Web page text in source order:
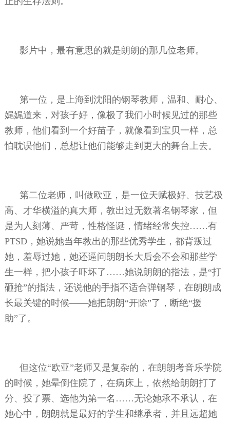
影片中，最有意思的就是朗朗的那几位老师。
第一位，是上海到沈阳的钢琴教师，温和、耐心、
娓娓道来，对孩子好，像极了我们小时候见过的那些
教师，他们看到一个好苗子，就像看到宝贝一样，总
怕耽误他们，总想让他们能够走到更大的舞台上去。
第二位老师，叫做欧亚，是一位天赋极好、技艺极
高、才华横溢的真大师，教出过无数著名钢琴家，但
是为人刻薄、严苛，性格怪诞，情绪经常失控……有
PTSD，她说她当年教出的那些优秀学生，都背叛过
她，羞辱过她，她还逼问朗朗长大后会不会和那些学
生一样，把小孩子吓坏了……她说朗朗的指法，是“打
砸抢”的指法，还说他的手指不适合弹钢琴，在朗朗成
长最关键的时候——她把朗朗“开除”了，断绝“援
助”了。
但这位“欧亚”老师又是复杂的，在朗朗考音乐学院
的时候，她晕倒住院了，在病床上，依然给朗朗打了
分、投了票、选他为第一名……无论她承不承认，在
她心中，朗朗就是最好的学生和继承者，并且远超她